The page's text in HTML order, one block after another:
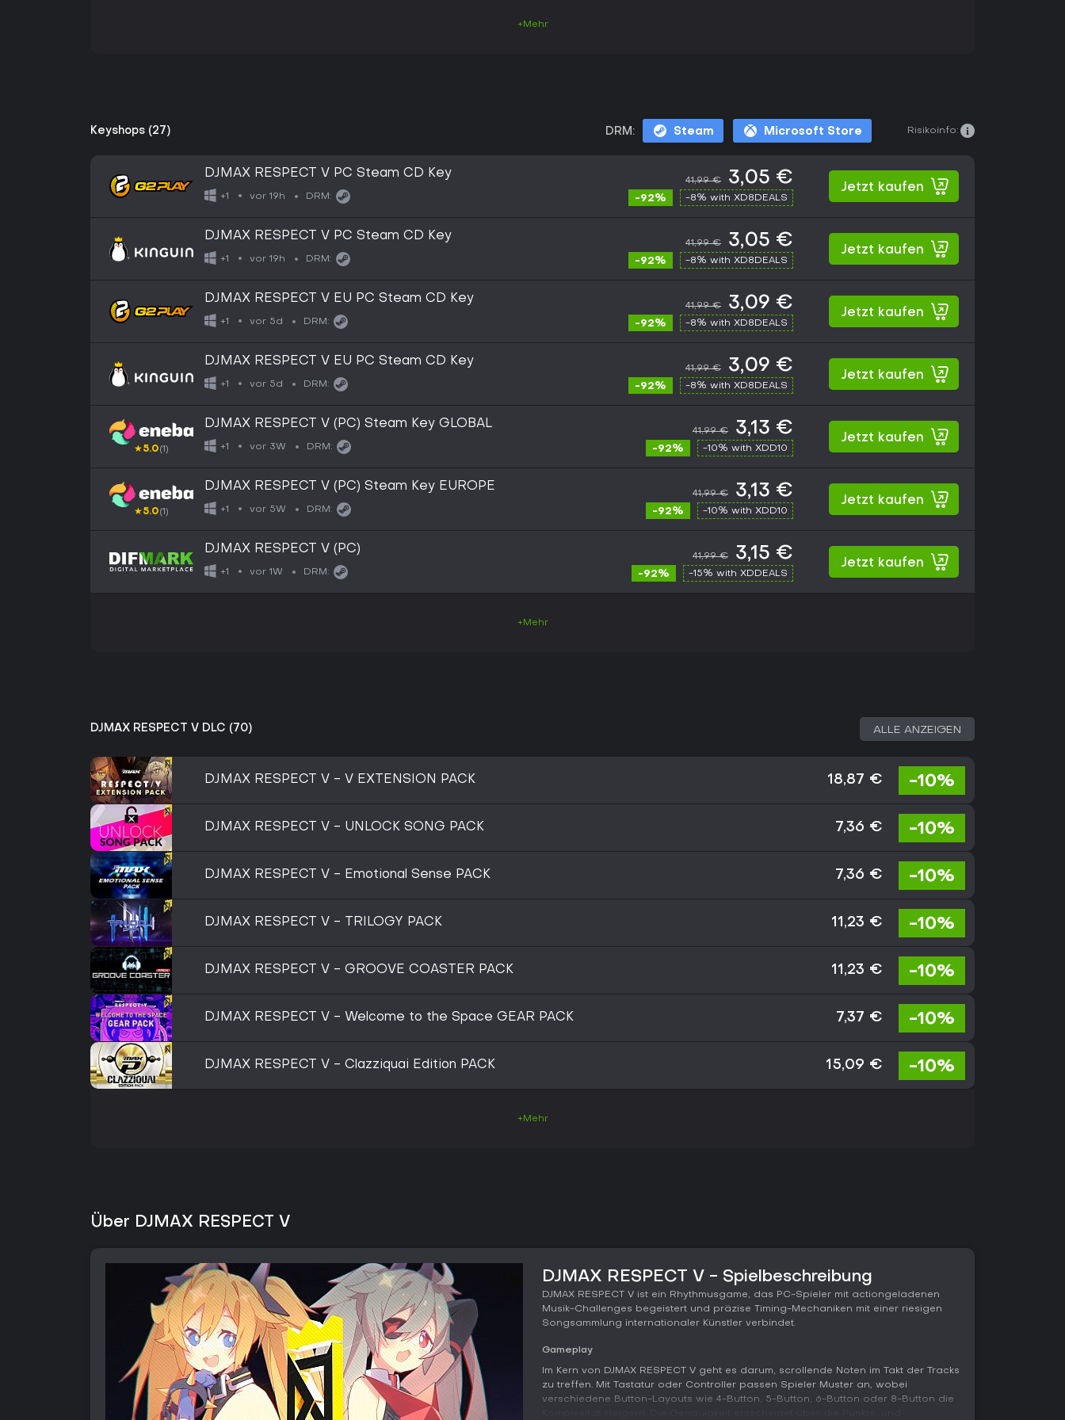
+Mehr
Keyshops (27) DRM: Steam Microsoft Store Risikoinfo:
DJMAX RESPECT V PC Steam CD Key
+1 vor 19h DRM:
41,99 € 3,05 €
-92% -8% with XD8DEALS
Jetzt kaufen
DJMAX RESPECT V PC Steam CD Key
+1 vor 19h DRM:
41,99 € 3,05 €
-92% -8% with XD8DEALS
Jetzt kaufen
DJMAX RESPECT V EU PC Steam CD Key
+1 vor 5d DRM:
41,99 € 3,09 €
-92% -8% with XD8DEALS
Jetzt kaufen
DJMAX RESPECT V EU PC Steam CD Key
+1 vor 5d DRM:
41,99 € 3,09 €
-92% -8% with XD8DEALS
Jetzt kaufen
★5.0(1)
DJMAX RESPECT V (PC) Steam Key GLOBAL
+1 vor 3W DRM:
41,99 € 3,13 €
-92% -10% with XDD10
Jetzt kaufen
★5.0(1)
DJMAX RESPECT V (PC) Steam Key EUROPE
+1 vor 5W DRM:
41,99 € 3,13 €
-92% -10% with XDD10
Jetzt kaufen
DJMAX RESPECT V (PC)
+1 vor 1W DRM:
41,99 € 3,15 €
-92% -15% with XDDEALS
Jetzt kaufen
+Mehr
DJMAX RESPECT V DLC (70) ALLE ANZEIGEN
DJMAX RESPECT V - V EXTENSION PACK 18,87 € -10%
DJMAX RESPECT V - UNLOCK SONG PACK 7,36 € -10%
DJMAX RESPECT V - Emotional Sense PACK 7,36 € -10%
DJMAX RESPECT V - TRILOGY PACK 11,23 € -10%
DJMAX RESPECT V - GROOVE COASTER PACK 11,23 € -10%
DJMAX RESPECT V - Welcome to the Space GEAR PACK 7,37 € -10%
DJMAX RESPECT V - Clazziquai Edition PACK 15,09 € -10%
+Mehr
Über DJMAX RESPECT V
DJMAX RESPECT V - Spielbeschreibung
DJMAX RESPECT V ist ein Rhythmusgame, das PC-Spieler mit actiongeladenen
Musik-Challenges begeistert und präzise Timing-Mechaniken mit einer riesigen
Songsammlung internationaler Künstler verbindet.
Gameplay
Im Kern von DJMAX RESPECT V geht es darum, scrollende Noten im Takt der Tracks
zu treffen. Mit Tastatur oder Controller passen Spieler Muster an, wobei
verschiedene Button-Layouts wie 4-Button, 5-Button, 6-Button oder 8-Button die